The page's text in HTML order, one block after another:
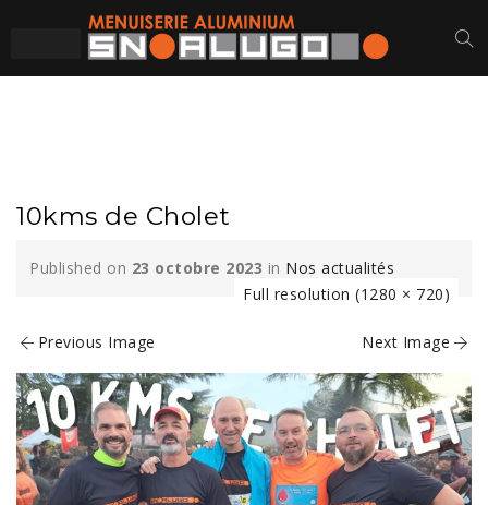
10kms de Cholet
Published on 23 octobre 2023 in Nos actualités
Full resolution (1280 × 720)
Previous Image Next Image